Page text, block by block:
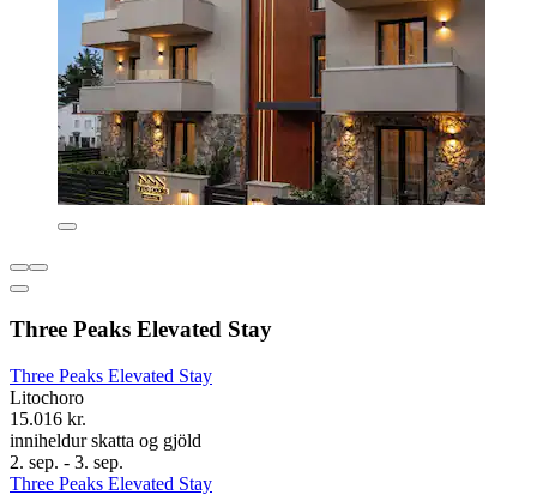
Three Peaks Elevated Stay
Three Peaks Elevated Stay
Litochoro
15.016 kr.
inniheldur skatta og gjöld
2. sep. - 3. sep.
Three Peaks Elevated Stay